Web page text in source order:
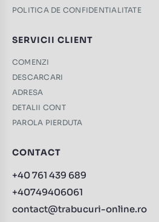
POLITICA DE CONFIDENTIALITATE
SERVICII CLIENT
COMENZI
DESCARCARI
ADRESA
DETALII CONT
PAROLA PIERDUTA
CONTACT
+40 761 439 689
+40749406061
contact@trabucuri-online.ro